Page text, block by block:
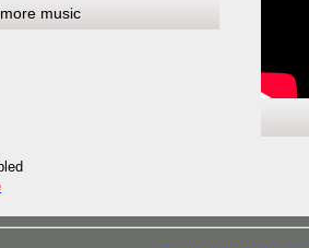
more music